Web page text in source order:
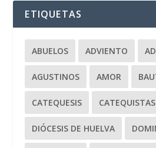
ETIQUETAS
ABUELOS ADVIENTO
AGUSTINOS AMOR
CATEQUESIS CATEQUISTAS
DIÓCESIS DE HUELVA